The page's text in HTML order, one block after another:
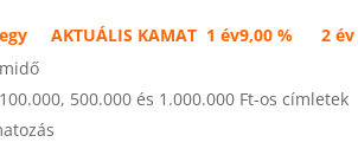
AKTUÁLIS KAMAT 1 év9,00 % 2 év
500.000 és 1.000.000 Ft-os címletek